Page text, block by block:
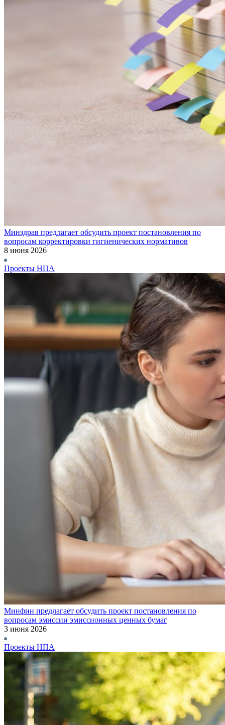
Минздрав предлагает обсудить проект постановления по
вопросам корректировки гигиенических нормативов
8 июня 2026
Проекты НПА
Минфин предлагает обсудить проект постановления по
вопросам эмиссии эмиссионных ценных бумаг
3 июня 2026
Проекты НПА